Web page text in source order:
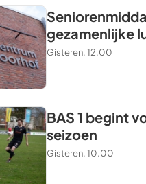
gezamenlijke
Gisteren, 12.00
BAS 1 begint
seizoen
Gisteren, 10.00